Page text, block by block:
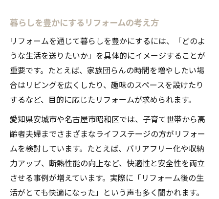
収納力アップを叶える間取りリフォーム術
リフォーム会社選びの実践アドバイス
信頼できるリフォーム会社の見極め方
リフォーム会社選びで重視したいポイント
会社の実績や口コミを活用した比較方法
間取り提案力で選ぶリフォーム会社の特徴
リフォーム会社との打ち合わせ成功術
補助金活用でお得にリフォーム実現
リフォーム補助金を上手に活用する方法
補助金対象となるリフォーム間取り改善例
リフォーム費用負担を抑える補助制度活用
暮らしを豊かにするリフォームの考え方
リフォームを通じて暮らしを豊かにするには、「どのよ
うな生活を送りたいか」を具体的にイメージすることが
重要です。たとえば、家族団らんの時間を増やしたい場
合はリビングを広くしたり、趣味のスペースを設けたり
するなど、目的に応じたリフォームが求められます。
愛知県安城市や名古屋市昭和区では、子育て世帯から高
齢者夫婦までさまざまなライフステージの方がリフォー
ムを検討しています。たとえば、バリアフリー化や収納
力アップ、断熱性能の向上など、快適性と安全性を両立
させる事例が増えています。実際に「リフォーム後の生
活がとても快適になった」という声も多く聞かれます。